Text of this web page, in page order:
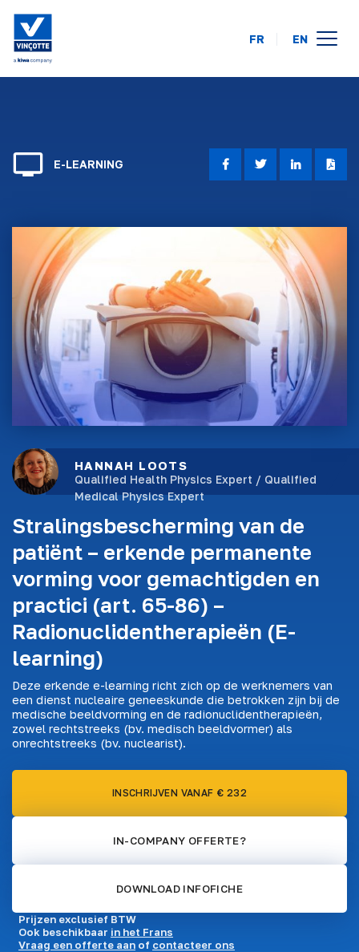
opleidingskalender
op uw locatie
contact
FR EN
HANNAH LOOTS
Qualified Health Physics Expert / Qualified
Medical Physics Expert
Stralingsbescherming van de
patiënt – erkende permanente
vorming voor gemachtigden en
practici (art. 65-86) –
Radionuclidentherapieën (E-
learning)
Deze erkende e-learning richt zich op de werknemers van
een dienst nucleaire geneeskunde die betrokken zijn bij de
medische beeldvorming en de radionuclidentherapieën,
zowel rechtstreeks (bv. medisch beeldvormer) als
onrechtstreeks (bv. nuclearist).
INSCHRIJVEN VANAF € 232
IN-COMPANY OFFERTE?
DOWNLOAD INFOFICHE
Prijzen exclusief BTW
Ook beschikbaar in het Frans
Vraag een offerte aan of contacteer ons
E-LEARNING